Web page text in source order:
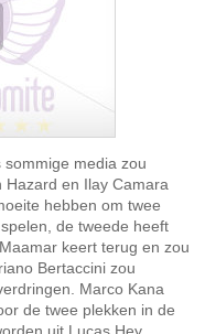
sommige media zou
en Ilay Camara
hebben om twee
de tweede heeft
keert terug en zou
Bertaccini zou
Marco Kana
de twee plekken in de